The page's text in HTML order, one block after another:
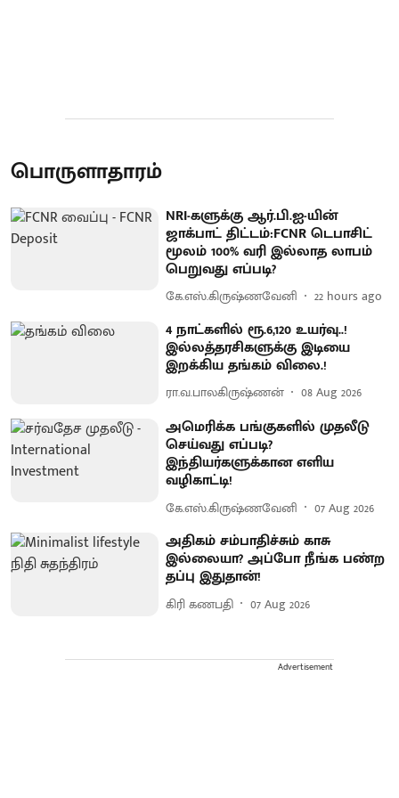
பொருளாதாரம்
NRI-களுக்கு ஆர்.பி.ஐ-யின்
ஜாக்பாட் திட்டம்:FCNR டெபாசிட்
மூலம் 100% வரி இல்லாத லாபம்
பெறுவது எப்படி?
கே.எஸ்.கிருஷ்ணவேனி 22 hours ago
4 நாட்களில் ரூ.6,120 உயர்வு..!
இல்லத்தரசிகளுக்கு இடியை
இறக்கிய தங்கம் விலை.!
ரா.வ.பாலகிருஷ்ணன் 08 Aug 2026
அமெரிக்க பங்குகளில் முதலீடு
செய்வது எப்படி?
இந்தியர்களுக்கான எளிய
வழிகாட்டி!
கே.எஸ்.கிருஷ்ணவேனி 07 Aug 2026
அதிகம் சம்பாதிச்சும் காசு
இல்லையா? அப்போ நீங்க பண்ற
தப்பு இதுதான்!
கிரி கணபதி 07 Aug 2026
Advertisement